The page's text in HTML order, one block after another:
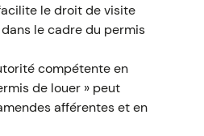
le droit de visite
le cadre du permis
compétente en
de louer » peut
afférentes et en